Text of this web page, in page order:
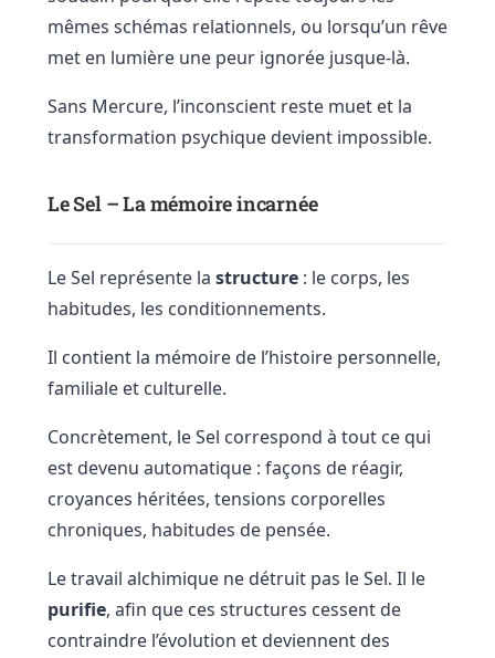
mêmes schémas relationnels, ou lorsqu’un rêve
met en lumière une peur ignorée jusque-là.
Sans Mercure, l’inconscient reste muet et la
transformation psychique devient impossible.
Le Sel – La mémoire incarnée
Le Sel représente la structure : le corps, les
habitudes, les conditionnements.
Il contient la mémoire de l’histoire personnelle,
familiale et culturelle.
Concrètement, le Sel correspond à tout ce qui
est devenu automatique : façons de réagir,
croyances héritées, tensions corporelles
chroniques, habitudes de pensée.
Le travail alchimique ne détruit pas le Sel. Il le
purifie, afin que ces structures cessent de
contraindre l’évolution et deviennent des